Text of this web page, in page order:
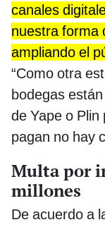
canales
nuestra forma
ampliando el
“Como otra
bodegas
de Yape o
pagan no hay
Multa por
millones
De acuerdo a